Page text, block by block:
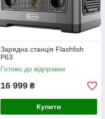
Зарядна станція Flashfish
P63
Готово до відправки
16 999 ₴
Купити